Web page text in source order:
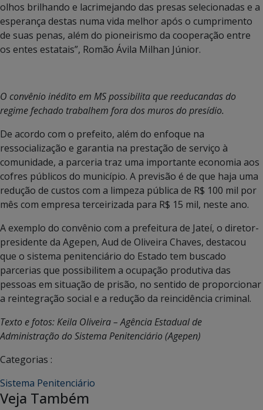
olhos brilhando e lacrimejando das presas selecionadas e a
esperança destas numa vida melhor após o cumprimento
de suas penas, além do pioneirismo da cooperação entre
os entes estatais”, Romão Ávila Milhan Júnior.
O convênio inédito em MS possibilita que reeducandas do
regime fechado trabalhem fora dos muros do presídio.
De acordo com o prefeito, além do enfoque na
ressocialização e garantia na prestação de serviço à
comunidade, a parceria traz uma importante economia aos
cofres públicos do município. A previsão é de que haja uma
redução de custos com a limpeza pública de R$ 100 mil por
mês com empresa terceirizada para R$ 15 mil, neste ano.
A exemplo do convênio com a prefeitura de Jateí, o diretor-
presidente da Agepen, Aud de Oliveira Chaves, destacou
que o sistema penitenciário do Estado tem buscado
parcerias que possibilitem a ocupação produtiva das
pessoas em situação de prisão, no sentido de proporcionar
a reintegração social e a redução da reincidência criminal.
Texto e fotos: Keila Oliveira – Agência Estadual de
Administração do Sistema Penitenciário (Agepen)
Categorias :
Sistema Penitenciário
Veja Também